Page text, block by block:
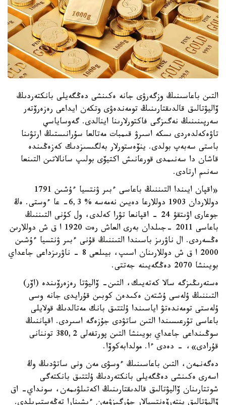
التىن باعاسىنىڭ وزگەرۋى جانە ەكىنشى دەڭگەيلى بانكتەردىڭ
ۆاليۋتالىق قالدىقتارىنىڭ تومەندەۋى وتكەن ايداعى رەزەرۆتەر
سەرپىنىنىڭ نەگىزگى فاكتورلارىنا اينالدى. گەوساياسي
تاۋەكەلدەردى ىسكە اسىرۋ قىمبات مەتالعا سۇرانىستىڭ ارتۋىنا
باستى سەبەپ بولدى. ينۆەستورلار بەلگىسىزدىك كەزەڭىندە
قاشان دا سەنىمدى قورعانىش اكتيۆى بولىپ سانالاتىن التىنعا
سەنىم ارتادى.
«اقپان ايىندا التىننىڭ باعاسى ءبىر ۋنتسيا ءۇشىن 1791
دوللاردان 1903 دوللارعا دەيىن نەمەسە % 6,3- عا ءوستى. ەڭ
جوعارى اۋىتقۋ 24 - اقپانعا تۋرا كەلدى، ول كۇنى التىننىڭ
باعاسى 2011 -جىلدان بەرى العاش رەت 1920 ا ق ش دوللارىن
ەڭسەردى. ال ناۋرىز باسىندا التىننىڭ قۇنى ءبىر ۋنتسيا ءۇشىن
2000 ا ق ش دوللارىنان اسىپ، بيىلعى 8 - ناۋرىزداعى جاعداي
بويىنشا 2070 دەڭگەيىنە جەتتى.
ەستەرىڭىزگە سالا كەتەيىك، التىن- ۆاليۋتا رەزەرۆىندە (اۆر)
التىننىڭ ۇلەسى ۇشتەن ەكىدەن كوبىن قۇرايدى جانە وسى
ۇلەستى تومەندەتۋ اياسىندا ۇلتتىق بانك مەتالدىڭ قولايلى
باعاسى تۇرعىسىندا التىن ساتۋدى جۇزەگە اسىردى. اقپاننىڭ
سوڭىنداعى جاعداي بويىنشا التىن پورتفەلى 380,2 توننانى
قۇرادى»، - دەدى ءا. مولدابەكوۆا.
دەگەنمەن، التىن باعاسىنىڭ ءوسۋى مەن ونى ساتۋدىڭ وڭ
اسەرى ەكىنشى دەڭگەيلى بانكتەردىڭ ۇلتتىق بانكتەگى
شوتتارىنان ۆاليۋتالىق قالدىقتارىنىڭ اكەتىلۋىمەن، سونداي- اق